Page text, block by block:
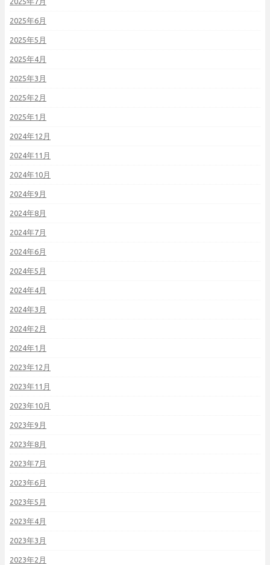
2025年6月
2025年5月
2025年4月
2025年3月
2025年2月
2025年1月
2024年12月
2024年11月
2024年10月
2024年9月
2024年8月
2024年7月
2024年6月
2024年5月
2024年4月
2024年3月
2024年2月
2024年1月
2023年12月
2023年11月
2023年10月
2023年9月
2023年8月
2023年7月
2023年6月
2023年5月
2023年4月
2023年3月
2023年2月